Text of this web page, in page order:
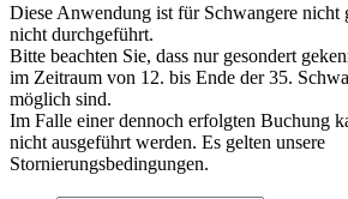
Diese Anwendung ist für Schwangere nicht
nicht durchgeführt.
Bitte beachten Sie, dass nur gesondert
im Zeitraum von 12. bis Ende der 35.
möglich sind.
Im Falle einer dennoch erfolgten Buchung
nicht ausgeführt werden. Es gelten unsere
Stornierungsbedingungen.